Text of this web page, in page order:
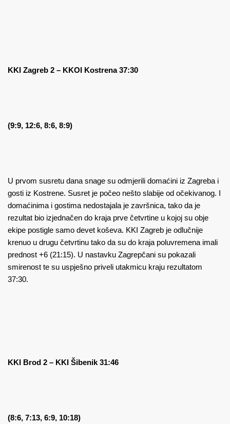
KKI Zagreb 2 – KKOI Kostrena 37:30
(9:9, 12:6, 8:6, 8:9)
U prvom susretu dana snage su odmjerili domaćini iz Zagreba i
gosti iz Kostrene. Susret je počeo nešto slabije od očekivanog. I
domaćinima i gostima nedostajala je završnica, tako da je
rezultat bio izjednačen do kraja prve četvrtine u kojoj su obje
ekipe postigle samo devet koševa. KKI Zagreb je odlučnije
krenuo u drugu četvrtinu tako da su do kraja poluvremena imali
prednost +6 (21:15). U nastavku Zagrepčani su pokazali
smirenost te su uspješno priveli utakmicu kraju rezultatom
37:30.
KKI Brod 2 – KKI Šibenik 31:46
(8:6, 7:13, 6:9, 10:18)